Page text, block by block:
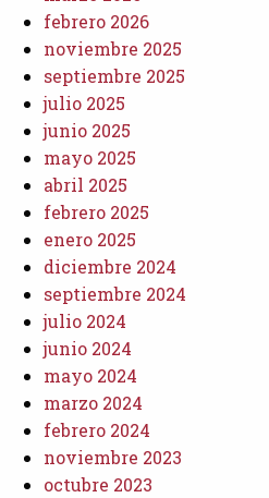
febrero 2026
noviembre 2025
septiembre 2025
julio 2025
junio 2025
mayo 2025
abril 2025
febrero 2025
enero 2025
diciembre 2024
septiembre 2024
julio 2024
junio 2024
mayo 2024
marzo 2024
febrero 2024
noviembre 2023
octubre 2023